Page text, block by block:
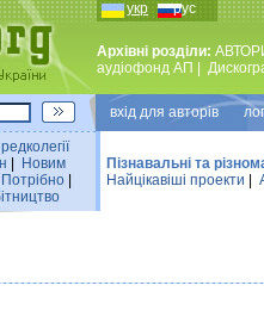
укр рус
Архівні розділи:
аудiофонд АП
вхiд для авторiв
Новим
Потрiбно
Пізнавальні та
Найцiкавiшi проекти